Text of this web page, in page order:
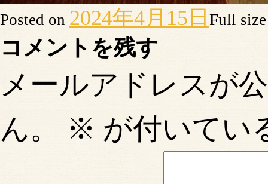
Posted on 2024年4月15日 Full
コメントを残す
メールアドレスが
ん。
※ が付いてい